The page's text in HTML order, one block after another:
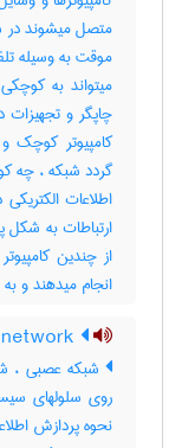
متصل میشوند در
موقت به وسیله
میتواند به
چاپگر و تجهیزات
کامپیوتر کوچک
گردد شبکه ، چه
اطلاعات
ارتباطات به شکل
از چندین
انجام میدهند و
شبکه عصبی ،
روی سلولهای
نحوه پردازش